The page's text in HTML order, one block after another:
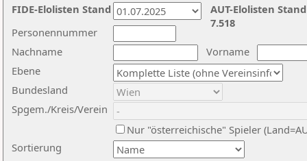
Nachname
Vorname
Ebene
Sortierung
Personennummer
Bundesland
Spgem./Kreis/Verein
Nur "österreichische" Spieler
AUT-Elolisten
7.518
FIDE-Elolisten Stand